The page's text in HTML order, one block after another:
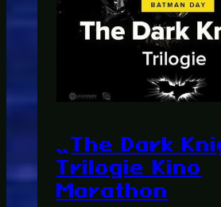
„The Dark
Trilogie Kino
Marathon